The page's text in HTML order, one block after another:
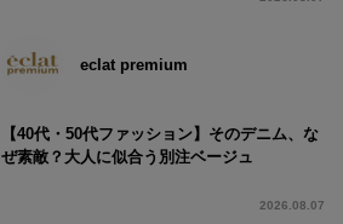
eclat premium
【40代・50代ファッション】そのデニム、な
ぜ素敵？大人に似合う別注ベージュ
2026.08.07